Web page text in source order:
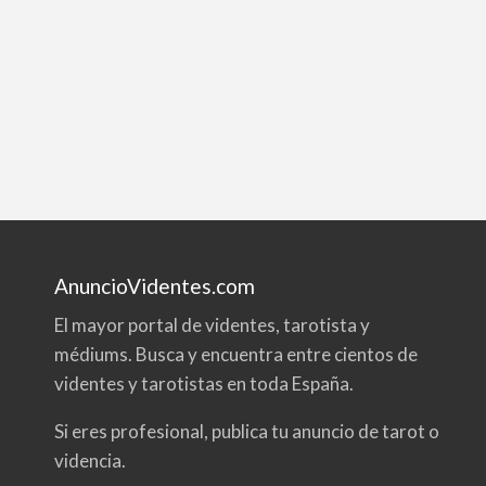
AnuncioVidentes.com
El mayor portal de videntes, tarotista y
médiums. Busca y encuentra entre cientos de
videntes y tarotistas en toda España.
Si eres profesional, publica tu anuncio de tarot o
videncia.